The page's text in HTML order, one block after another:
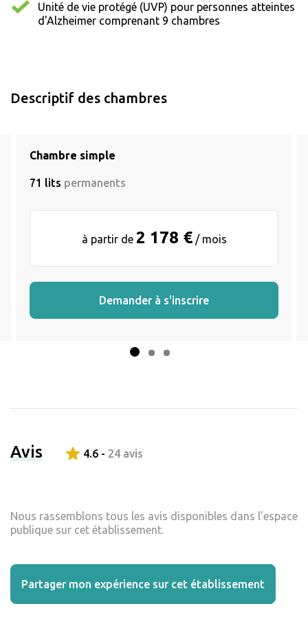
Unité de vie protégé (UVP) pour personnes atteintes
d'Alzheimer comprenant 9 chambres
Descriptif des chambres
Chambre simple
71 lits permanents
à partir de 2 178 €/ mois
Demander à s'inscrire
Avis 4.6 - 24 avis
Nous rassemblons tous les avis disponibles dans l'espace
publique sur cet établissement.
Partager mon expérience sur cet établissement